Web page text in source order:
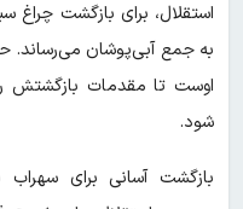
استقلال، برای بازگشت
به جمع آبی‌پوشان می‌رساند.
اوست تا مقدمات بازگشتش
شود.
بازگشت آسانی برای